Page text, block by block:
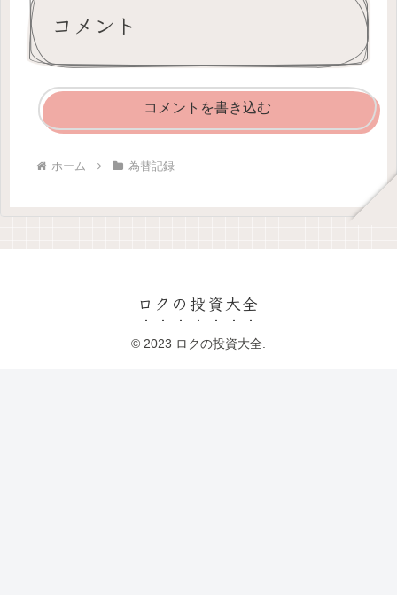
コメント
コメントを書き込む
ホーム 為替記録
ロクの投資大全
© 2023 ロクの投資大全.